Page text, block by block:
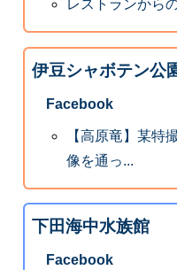
レストランから
伊豆シャボテン公
Facebook
【高原竜】某特
像を通っ...
下田海中水族館
Facebook